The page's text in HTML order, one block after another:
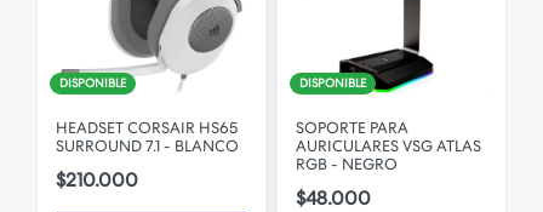
DISPONIBLE
HEADSET CORSAIR HS65
SURROUND 7.1 - BLANCO
$210.000
DISPONIBLE
SOPORTE PARA
AURICULARES VSG ATLAS
RGB - NEGRO
$48.000